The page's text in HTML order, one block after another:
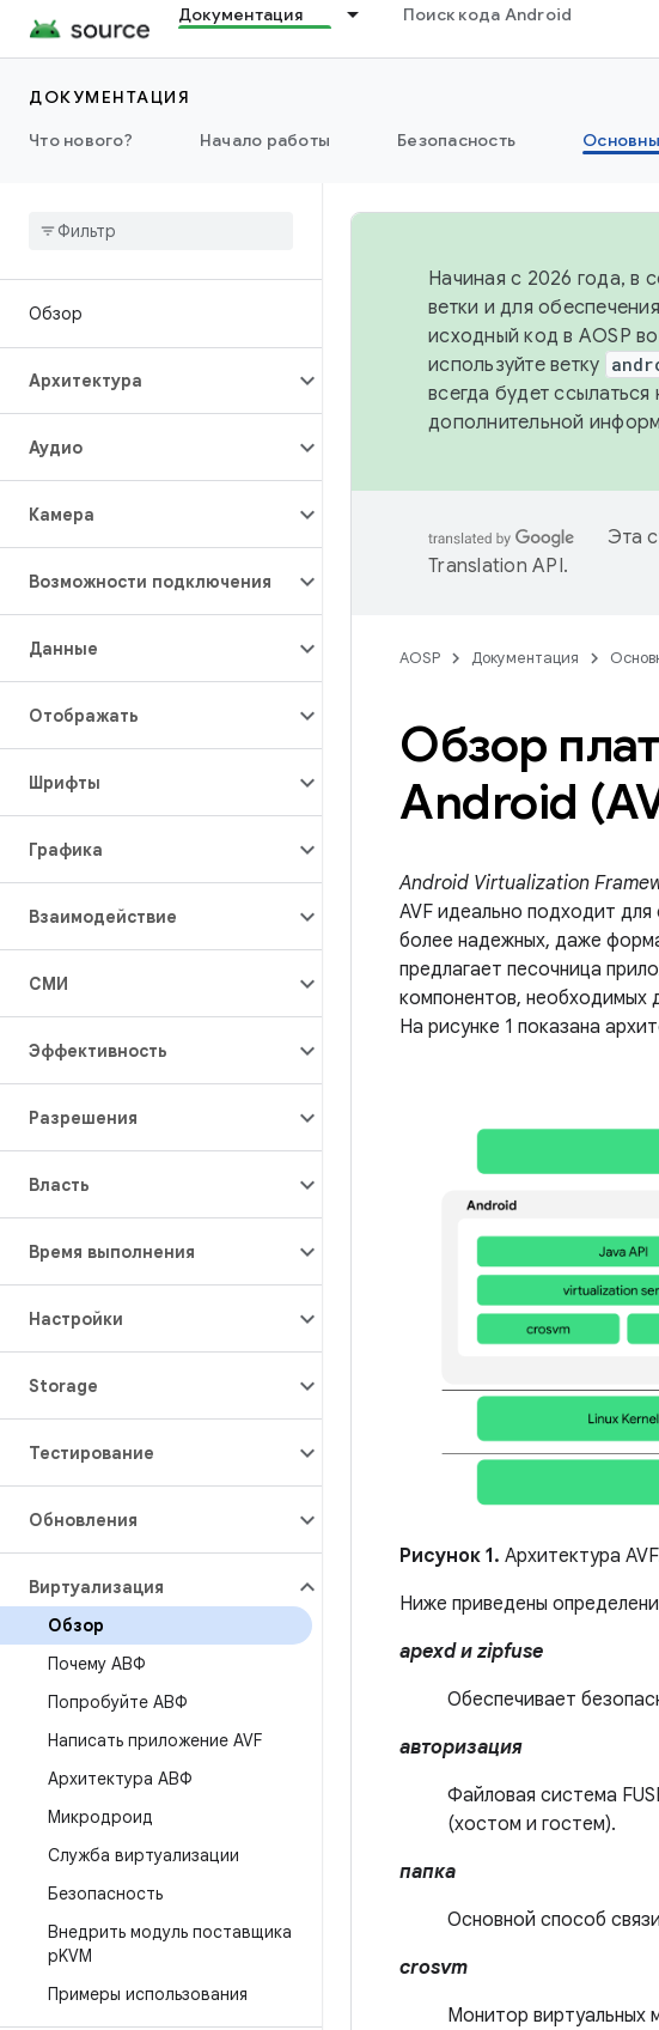
Документация Поиск кода Android
ДОКУМЕНТАЦИЯ
Что нового?
Начало работы Безопасность
Обзор
Архитектура
Аудио
Камера
Возможности подключения
Данные
Отображать
Шрифты
Графика
Взаимодействие
СМИ
Эффективность
Разрешения
Власть
Время выполнения
Настройки
Storage
Тестирование
Обновления
Виртуализация
Обзор
Почему АВФ
Попробуйте АВФ
Написать приложение AVF
Архитектура АВФ
Микродроид
Служба виртуализации
Безопасность
Внедрить модуль поставщика
pKVM
Примеры использования
Начиная с 2026 года, в
ветки и для
исходный код в AOSP
используйте ветку
всегда будет
дополнительной
Эта
Translation API.
AOSP Документация
Обзор
Android
Android Virtualization
AVF идеально подходит
более надежных, даже
предлагает песочница
компонентов, необходимых
На рисунке 1 показана
Рисунок 1. Архитектура
Ниже приведены
apexd и zipfuse
Обеспечивает
авторизация
Файловая система
(хостом и гостем).
папка
Основной способ
crosvm
Монитор виртуальных